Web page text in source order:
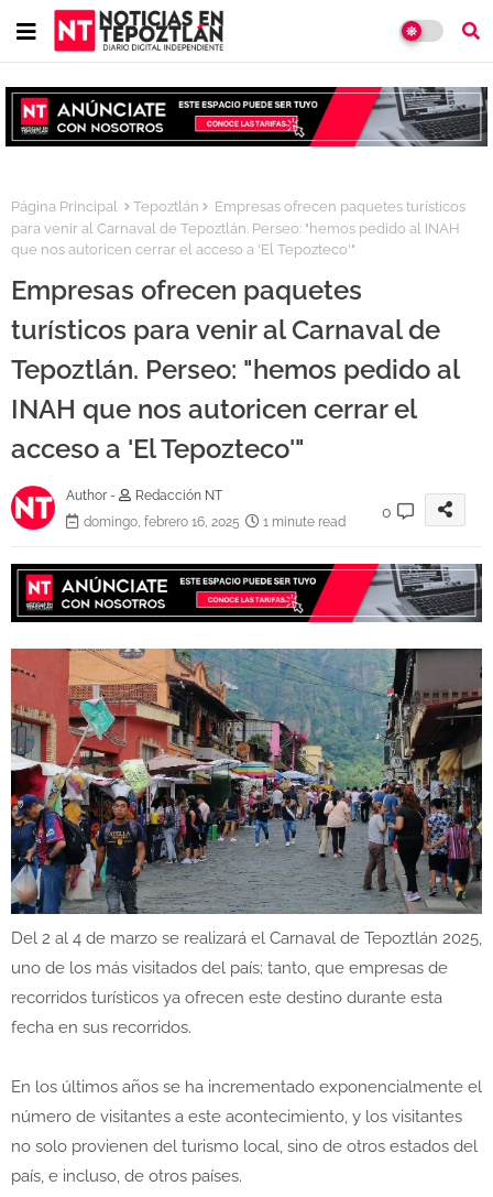
Página Principal Tepoztlán
Empresas ofrecen paquetes turísticos
para venir al Carnaval de Tepoztlán. Perseo: "hemos pedido al INAH
que nos autoricen cerrar el acceso a 'El Tepozteco'"
Empresas ofrecen paquetes
turísticos para venir al Carnaval de
Tepoztlán. Perseo: "hemos pedido al
INAH que nos autoricen cerrar el
acceso a 'El Tepozteco'"
Author -
Redacción NT
domingo, febrero 16, 2025
1 minute read
0
Del 2 al 4 de marzo se realizará el Carnaval de Tepoztlán 2025,
uno de los más visitados del país; tanto, que empresas de
recorridos turísticos ya ofrecen este destino durante esta
fecha en sus recorridos.
En los últimos años se ha incrementado exponencialmente el
número de visitantes a este acontecimiento, y los visitantes
no solo provienen del turismo local, sino de otros estados del
país, e incluso, de otros países.